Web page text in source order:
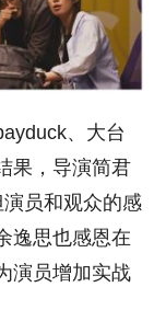
、大台
果，导演简君
员和观众的感
逸思也感恩在
演员增加实战